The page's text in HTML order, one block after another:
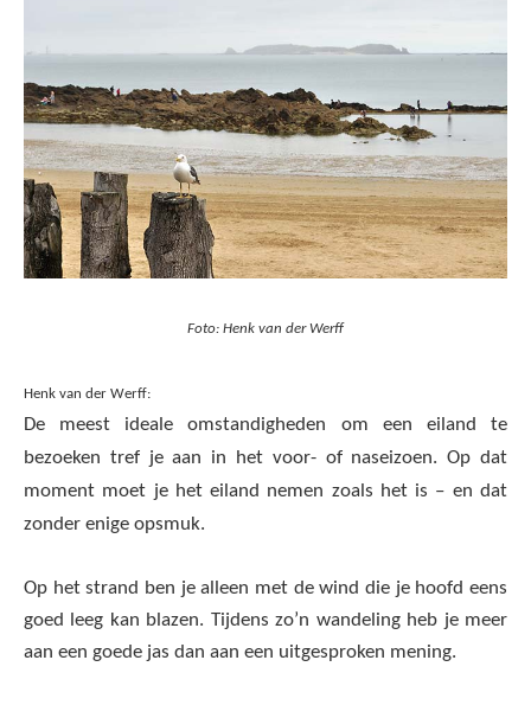
Foto: Henk van der Werff
Henk van der Werff:
De meest ideale omstandigheden om een eiland te
bezoeken tref je aan in het voor- of naseizoen. Op dat
moment moet je het eiland nemen zoals het is – en dat
zonder enige opsmuk.
Op het strand ben je alleen met de wind die je hoofd eens
goed leeg kan blazen. Tijdens zo’n wandeling heb je meer
aan een goede jas dan aan een uitgesproken mening.